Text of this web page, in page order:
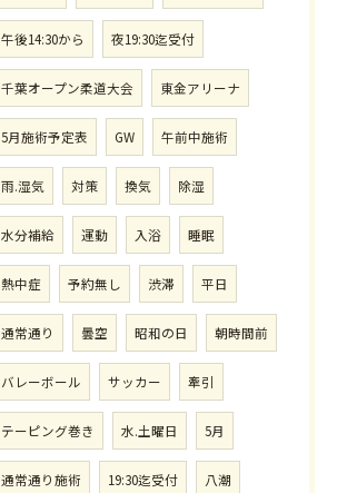
午後14:30から 夜19:30迄受付
千葉オープン柔道大会 東金アリーナ
5月施術予定表 GW 午前中施術
雨.湿気 対策 換気 除湿
水分補給 運動 入浴 睡眠
熱中症 予約無し 渋滞 平日
通常通り 曇空 昭和の日 朝時間前
バレーボール サッカー 牽引
テーピング巻き 水.土曜日 5月
通常通り施術 19:30迄受付 八潮